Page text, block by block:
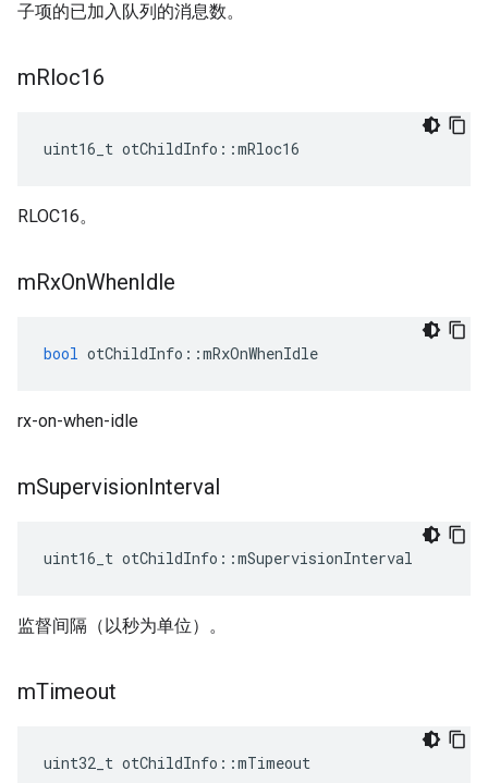
子项的已加入队列的消息数。
mRloc16
uint16_t otChildInfo ::mRloc16
RLOC16。
mRxOnWhenIdle
bool otChildInfo ::mRxOnWhenIdle
rx-on-when-idle
mSupervisionInterval
uint16_t otChildInfo ::mSupervisionInterval
监督间隔（以秒为单位）。
mTimeout
uint32_t otChildInfo ::mTimeout